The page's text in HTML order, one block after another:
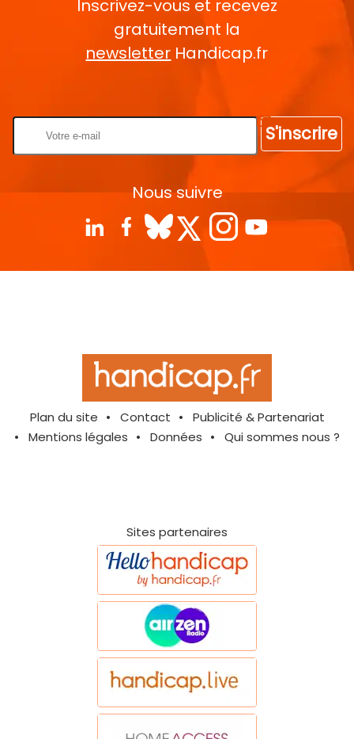
Inscrivez-vous et recevez
gratuitement la
newsletter Handicap.fr
S'inscrire
Nous suivre
Plan du site Contact
Publicité & Partenariat
Mentions légales
Données Qui sommes nous ?
Sites partenaires